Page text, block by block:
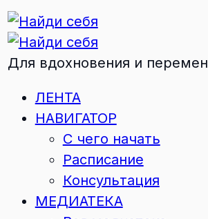
Для вдохновения и перемен
ЛЕНТА
НАВИГАТОР
С чего начать
Расписание
Консультация
МЕДИАТЕКА